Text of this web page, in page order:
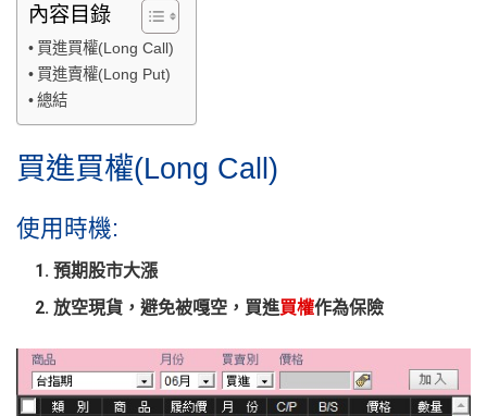
內容目錄
買進買權(Long Call)
買進賣權(Long Put)
總結
買進買權(Long Call)
使用時機:
預期股市大漲
放空現貨，避免被嘎空， 買進買權作為保險